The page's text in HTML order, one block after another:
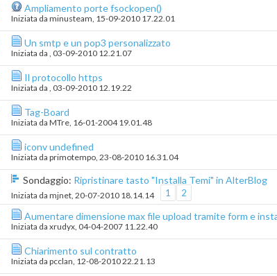
Ampliamento porte fsockopen()
Iniziata da minusteam‎, 15-09-2010 17.22.01
Un smtp e un pop3 personalizzato
Iniziata da ‎, 03-09-2010 12.21.07
Il protocollo https
Iniziata da ‎, 03-09-2010 12.19.22
Tag-Board
Iniziata da MTre‎, 16-01-2004 19.01.48
iconv undefined
Iniziata da primotempo‎, 23-08-2010 16.31.04
Sondaggio: Ripristinare tasto "Installa Temi" in AlterBlog
Iniziata da mjnet‎, 20-07-2010 18.14.14 1 2
Aumentare dimensione max file upload tramite form e
Iniziata da xrudyx‎, 04-04-2007 11.22.40
Chiarimento sul contratto
Iniziata da pcclan‎, 12-08-2010 22.21.13